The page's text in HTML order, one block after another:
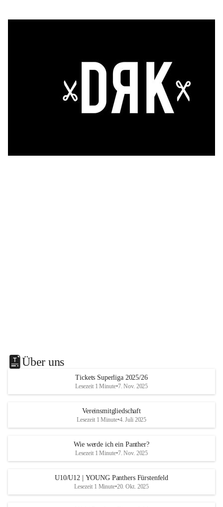
Über uns
Tickets Superliga 2025/26
Lesezeit 1 Minute•7. Nov. 2025
Vereinsmitgliedschaft
Lesezeit 1 Minute•4. Juli 2025
Wie werde ich ein Panther?
Lesezeit 1 Minute•7. Nov. 2025
U10/U12 | YOUNG Panthers Fürstenfeld
Lesezeit 1 Minute•20. Okt. 2025